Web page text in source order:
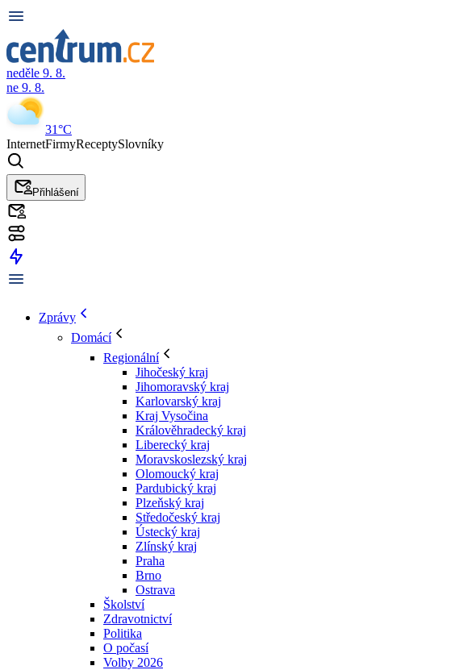
neděle 9. 8.
ne 9. 8.
31°C
InternetFirmyReceptySlovníky
Přihlášení
Zprávy
Domácí
Regionální
Jihočeský kraj
Jihomoravský kraj
Karlovarský kraj
Kraj Vysočina
Králověhradecký kraj
Liberecký kraj
Moravskoslezský kraj
Olomoucký kraj
Pardubický kraj
Plzeňský kraj
Středočeský kraj
Ústecký kraj
Zlínský kraj
Praha
Brno
Ostrava
Školství
Zdravotnictví
Politika
O počasí
Volby 2026